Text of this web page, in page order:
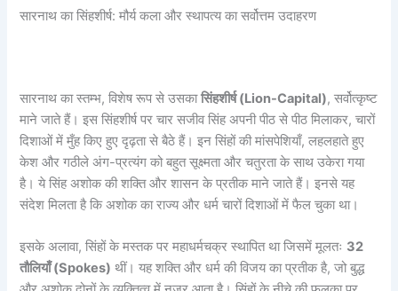
सारनाथ का सिंहशीर्ष: मौर्य कला और स्थापत्य का सर्वोत्तम उदाहरण
सारनाथ का स्तम्भ, विशेष रूप से उसकासिंहशीर्ष (Lion-Capital), सर्वोत्कृष्ट
माने जाते हैं। इस सिंहशीर्ष पर चार सजीव सिंह अपनी पीठ से पीठ मिलाकर, चारों
दिशाओं में मुँह किए हुए दृढ़ता से बैठे हैं। इन सिंहों की मांसपेशियाँ, लहलहाते हुए
केश और गठीले अंग-प्रत्यंग को बहुत सूक्ष्मता और चतुरता के साथ उकेरा गया
है। ये सिंह अशोक की शक्ति और शासन के प्रतीक माने जाते हैं। इनसे यह
संदेश मिलता है कि अशोक का राज्य और धर्म चारों दिशाओं में फैल चुका था।
इसके अलावा, सिंहों के मस्तक पर महाधर्मचक्र स्थापित था जिसमें मूलतः 32
तौलियाँ (Spokes) थीं। यह शक्ति और धर्म की विजय का प्रतीक है, जो बुद्ध